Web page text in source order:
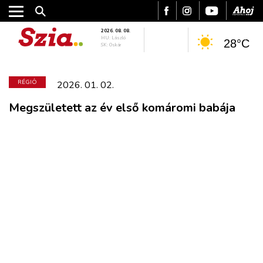
2026. 08. 08.
HU: László
SK: Oskár
28°C
RÉGIÓ 2026. 01. 02.
Megszületett az év első komáromi babája